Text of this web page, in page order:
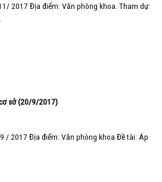
2017 Địa điểm: Văn phòng khoa. Tham dự:
sở (20/9/2017)
/ 2017 Địa điểm: Văn phòng khoa Đề tài: Áp